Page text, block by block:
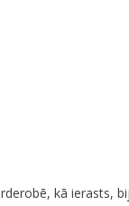
kā ierasts,